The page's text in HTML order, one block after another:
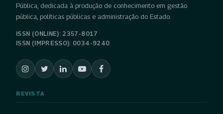
Pública, dedicada à produção de conhecimento em gestão
pública, políticas públicas e administração do Estado.
ISSN (ONLINE): 2357-8017
ISSN (IMPRESSO): 0034-9240
REVISTA